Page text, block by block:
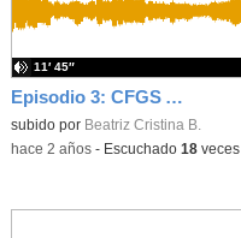
Episodio 3: CFGS AF Dual Seguros
Contenido educativo.
subido por Beatriz Cristina B.
11′ 45″
-hace 2 años- Escuchado 18veces